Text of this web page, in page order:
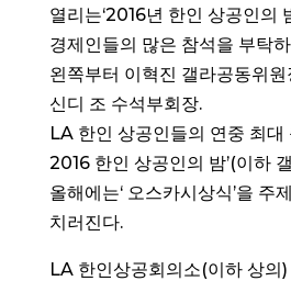
열리는‘2016년 한인 상공인의
경제인들의 많은 참석을 부탁
왼쪽부터 이혁진 갤라공동위원
신디 조 수석부회장.
LA 한인 상공인들의 연중 최대
2016 한인 상공인의 밤’(이하
올해에는‘ 오스카시상식’을 주
치러진다.
LA 한인상공회의소(이하 상의